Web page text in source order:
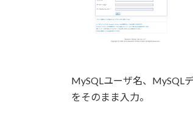
MySQLユーザ名、MySQL
をそのまま入力。